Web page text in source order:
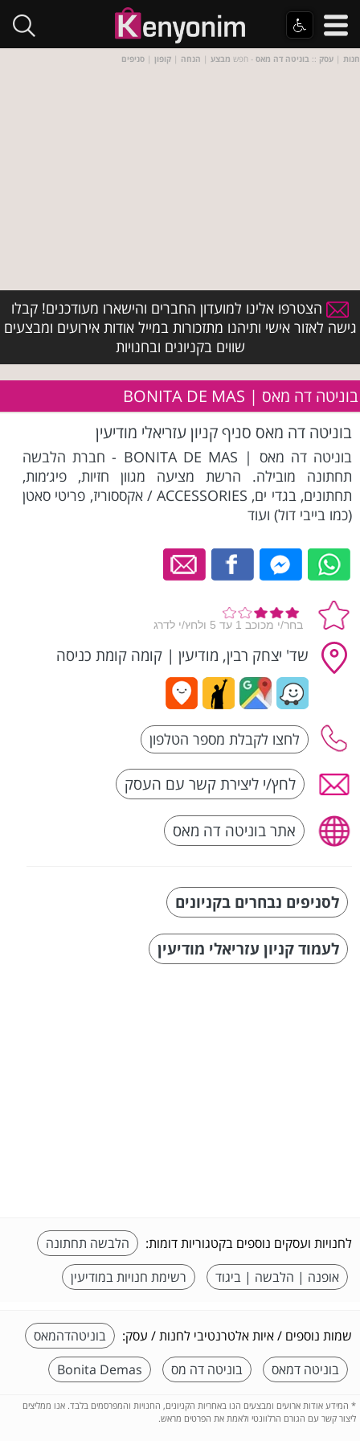
חנות | עסק :: בוניטה דה מאס - חפש מבצע | הנחה | קופון | סניפים
הצטרפו אלינו למועדון החברים והישארו מעודכנים! קבלו
גישה לאזור אישי ותיהנו מתזכורות במייל אודות אירועים ומבצעים
שווים בקניונים ובחנויות
בוניטה דה מאס | BONITA DE MAS
בוניטה דה מאס סניף קניון עזריאלי מודיעין
בוניטה דה מאס | BONITA DE MAS - חברת הלבשה
תחתונה מובילה. הרשת מציעה מגוון חזיות, פיג׳מות,
תחתונים, בגדי ים, ACCESSORIES / אקססוריז, פריטי סאטן
(כמו בייבי דול) ועוד
שד' יצחק רבין, מודיעין | קומה קומת כניסה
לחץ/י ליצירת קשר עם העסק
אתר בוניטה דה מאס
לסניפים נבחרים בקניונים
לעמוד קניון עזריאלי מודיעין
לחנויות ועסקים נוספים בקטגוריות דומות:
הלבשה תחתונה
אופנה | הלבשה | ביגוד
רשימת חנויות במודיעין
שמות נוספים / איות אלטרנטיבי לחנות / עסק:
בוניטהדהמאס
בוניטה דמאס
בוניטה דה מס Bonita Demas
* המידע אודות ארועים ומבצעים הנו באחריות הקניונים, החנויות והמפרסמים בלבד. אנו ממליצים
ליצור קשר עם הגורם הרלוונטי ולאמת את הפרטים מראש.